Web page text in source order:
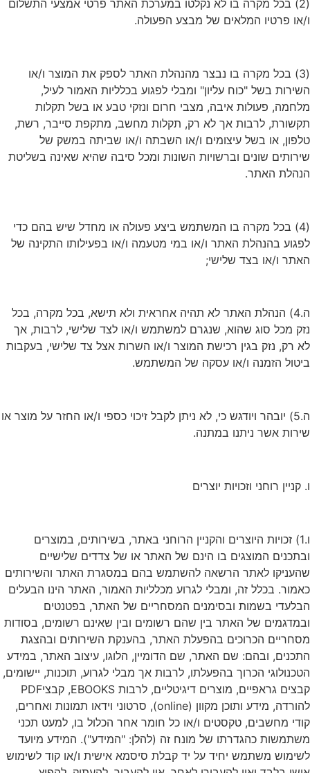
(2) בכל מקרה בו לא נקלטו במערכת האתר פרטי אמצעי התשלום
ו/או פרטיו המלאים של מבצע הפעולה.
(3) בכל מקרה בו נבצר מהנהלת האתר לספק את המוצר ו/או
השירות בשל "כוח עליון" ומבלי לפגוע בכלליות האמור לעיל,
מלחמה, פעולות איבה, מצבי חרום ונזקי טבע או בשל תקלות
תקשורת, לרבות אך לא רק, תקלות מחשב, מתקפת סייבר, רשת,
טלפון, או בשל עיצומים ו/או השבתה ו/או שביתה במשק של
שירותים שונים וברשויות השונות ומכל סיבה שהיא שאינה בשליטת
הנהלת האתר.
(4) בכל מקרה בו המשתמש ביצע פעולה או מחדל שיש בהם כדי
לפגוע בהנהלת האתר ו/או במי מטעמה ו/או בפעילותו התקינה של
האתר ו/או בצד שלישי;
ה.4) הנהלת האתר לא תהיה אחראית ולא תישא, בכל מקרה, בכל
נזק מכל סוג שהוא, שנגרם למשתמש ו/או לצד שלישי, לרבות, אך
לא רק, נזק בגין רכישת המוצר ו/או השרות אצל צד שלישי, בעקבות
ביטול הזמנה ו/או עסקה של המשתמש.
ה.5) יובהר ויודגש כי, לא ניתן לקבל זיכוי כספי ו/או החזר על מוצר או
שירות אשר ניתנו במתנה.
ו. קניין רוחני וזכויות יוצרים
ו.1) זכויות היוצרים והקניין הרוחני באתר, בשירותים, במוצרים
ובתכנים המוצגים בו הינם של האתר או של צדדים שלישיים
שהעניקו לאתר הרשאה להשתמש בהם במסגרת האתר והשירותים
כאמור. בכלל זה, ומבלי לגרוע מכלליות האמור, האתר הינו הבעלים
הבלעדי בשמות ובסימנים המסחריים של האתר, בפטנטים
ובמדגמים של האתר בין שהם רשומים ובין שאינם רשומים, בסודות
מסחריים הכרוכים בהפעלת האתר, בהענקת השירותים ובהצגת
התכנים, ובהם: שם האתר, שם הדומיין, הלוגו, עיצוב האתר, במידע
הטכנולוגי הכרוך בהפעלתו, לרבות אך מבלי לגרוע, תוכנות, יישומים,
קבצים גראפיים, מוצרים דיגיטליים, לרבות EBOOKS, קבציPDF
להורדה, מידע ותוכן מקוון (online), סרטוני וידאו תמונות ואחרים,
קודי מחשבים, טקסטים ו/או כל חומר אחר הכלול בו, למעט תכני
משתמשות כהגדרתו של מונח זה (להלן: "המידע"). המידע מיועד
לשימוש משתמש יחיד על יד קבלת סיסמא אישית ו/או קוד לשימוש